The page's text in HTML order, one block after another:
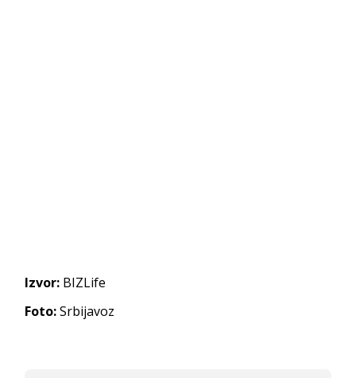
Izvor: BIZLife
Foto:Srbijavoz